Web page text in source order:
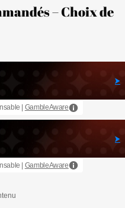
– Choix de
| GambleAware
| GambleAware